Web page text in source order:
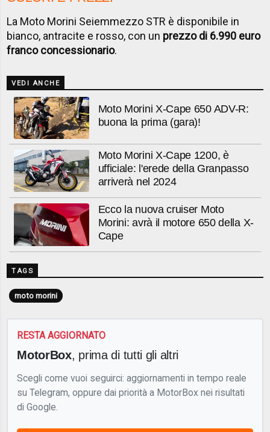
La Moto Morini Seiemmezzo STR è disponibile in
bianco, antracite e rosso, con un prezzo di 6.990 euro
franco concessionario.
VEDI ANCHE
Moto Morini X-Cape 650 ADV-R:
buona la prima (gara)!
Moto Morini X-Cape 1200, è
ufficiale: l'erede della Granpasso
arriverà nel 2024
Ecco la nuova cruiser Moto
Morini: avrà il motore 650 della X-
Cape
TAGS
moto morini
RESTA AGGIORNATO
MotorBox, prima di tutti gli altri
Scegli come vuoi seguirci: aggiornamenti in tempo reale
su Telegram, oppure dai priorità a MotorBox nei risultati
di Google.